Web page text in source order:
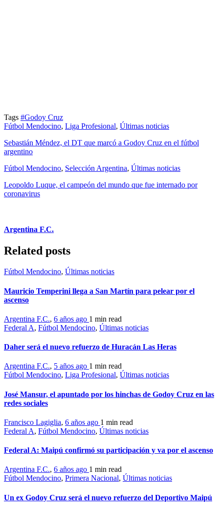
Tags #Godoy Cruz
Fútbol Mendocino, Liga Profesional, Últimas noticias
Sebastián Méndez, el DT que marcó a Godoy Cruz en el fútbol
argentino
Fútbol Mendocino, Selección Argentina, Últimas noticias
Leopoldo Luque, el campeón del mundo que fue internado por
coronavirus
Argentina F.C.
Related posts
Fútbol Mendocino, Últimas noticias
Mauricio Temperini llega a San Martín para pelear por el
ascenso
Argentina F.C., 6 años ago 1 min read
Federal A, Fútbol Mendocino, Últimas noticias
Daher será el nuevo refuerzo de Huracán Las Heras
Argentina F.C., 5 años ago 1 min read
Fútbol Mendocino, Liga Profesional, Últimas noticias
José Mansur, el apuntado por los hinchas de Godoy Cruz en las
redes sociales
Francisco Lagiglia, 6 años ago 1 min read
Federal A, Fútbol Mendocino, Últimas noticias
Federal A: Maipú confirmó su participación y va por el ascenso
Argentina F.C., 6 años ago 1 min read
Fútbol Mendocino, Primera Nacional, Últimas noticias
Un ex Godoy Cruz será el nuevo refuerzo del Deportivo Maipú